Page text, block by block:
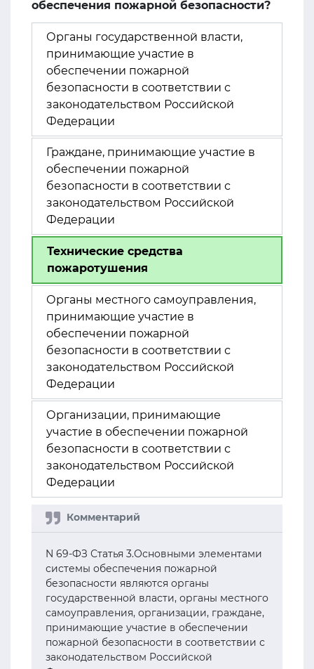
обеспечения пожарной безопасности?
Органы государственной власти,
принимающие участие в
обеспечении пожарной
безопасности в соответствии с
законодательством Российской
Федерации
Граждане, принимающие участие в
обеспечении пожарной
безопасности в соответствии с
законодательством Российской
Федерации
Технические средства
пожаротушения
Органы местного самоуправления,
принимающие участие в
обеспечении пожарной
безопасности в соответствии с
законодательством Российской
Федерации
Организации, принимающие
участие в обеспечении пожарной
безопасности в соответствии с
законодательством Российской
Федерации
N 69-ФЗ Статья 3.Основными элементами
системы обеспечения пожарной
безопасности являются органы
государственной власти, органы местного
самоуправления, организации, граждане,
принимающие участие в обеспечении
пожарной безопасности в соответствии с
законодательством Российской